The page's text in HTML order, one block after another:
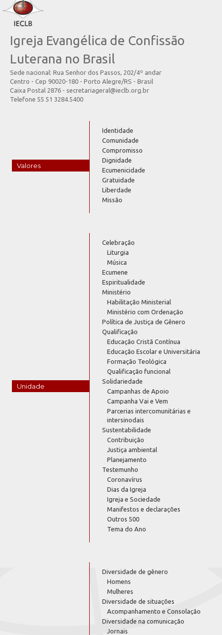
Igreja Evangélica de Confissão
Luterana no Brasil
Sede nacional: Rua Senhor dos Passos, 202/4º andar
Centro - Cep 90020-180 - Porto Alegre/RS - Brasil
Caixa Postal 2876 - secretariageral@ieclb.org.br
Telefone 55 51 3284.5400
Valores
Identidade
Comunidade
Compromisso
Dignidade
Ecumenicidade
Gratuidade
Liberdade
Missão
Unidade
Celebração
Liturgia
Música
Ecumene
Espiritualidade
Ministério
Habilitação Ministerial
Ministério com Ordenação
Política de Justiça de Gênero
Qualificação
Educação Cristã Contínua
Educação Escolar e Universitária
Formação Teológica
Qualificação funcional
Solidariedade
Campanhas de Apoio
Campanha Vai e Vem
Parcerias intercomunitárias e
intersinodais
Sustentabilidade
Contribuição
Justiça ambiental
Planejamento
Testemunho
Coronavírus
Dias da Igreja
Igreja e Sociedade
Manifestos e declarações
Outros 500
Tema do Ano
Diversidade de gênero
Homens
Mulheres
Diversidade de situações
Acompanhamento e Consolação
Diversidade na comunicação
Jornais